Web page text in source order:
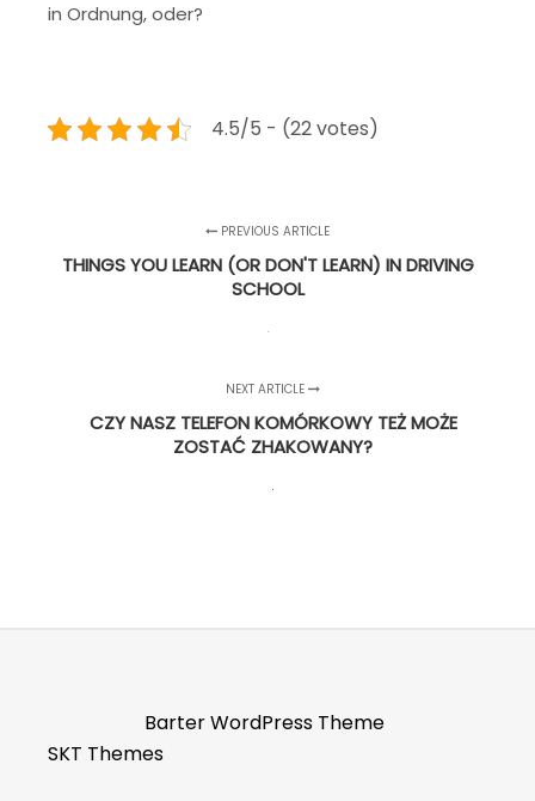
in Ordnung, oder?
4.5/5 - (22 votes)
PREVIOUS ARTICLE
THINGS YOU LEARN (OR DON'T LEARN) IN DRIVING
SCHOOL
NEXT ARTICLE
CZY NASZ TELEFON KOMÓRKOWY TEŻ MOŻE
ZOSTAĆ ZHAKOWANY?
Barter WordPress Theme
SKT Themes